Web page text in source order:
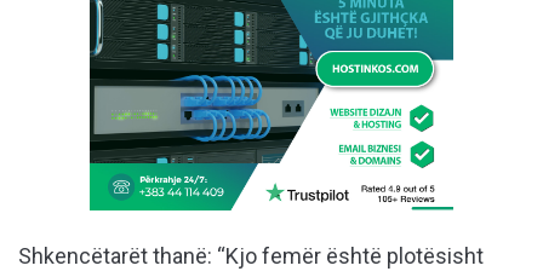
Shkencëtarët thanë: “Kjo femër është plotësisht